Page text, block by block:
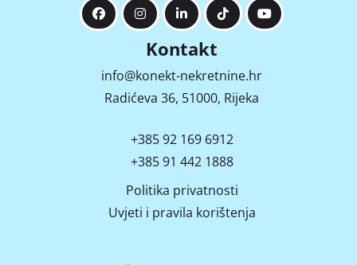
Kontakt
info@konekt-nekretnine.hr
Radićeva 36, 51000, Rijeka
+385 92 169 6912
+385 91 442 1888
Politika privatnosti
Uvjeti i pravila korištenja